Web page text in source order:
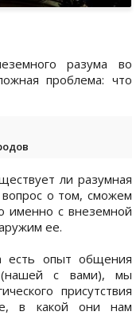
разума во
проблема: что
ли разумная
о том, сможем
именно с внеземной
ее.
есть опыт общения
(нашей с вами), мы
присутствия
в какой они нам